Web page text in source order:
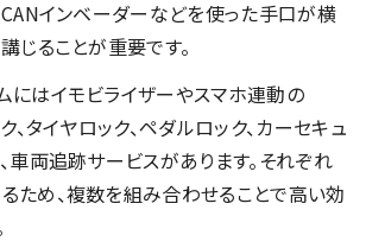
CANインベーダーなどを使った手口が横
じることが重要です。
にはイモビライザーやスマホ連動の
、タイヤロック、ペダルロック、カーセキュ
車両追跡サービスがあります。それぞれ
ため、複数を組み合わせることで高い効